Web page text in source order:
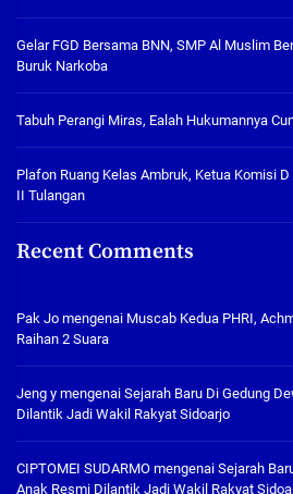
Gelar FGD Bersama BNN, SMP Al Muslim
Buruk Narkoba
Tabuh Perangi Miras, Ealah Hukumannya
Plafon Ruang Kelas Ambruk, Ketua Komisi
II Tulangan
Recent Comments
Pak Jo mengenai Muscab Kedua PHRI,
Raihan 2 Suara
Jeng y mengenai Sejarah Baru Di Gedung
Dilantik Jadi Wakil Rakyat Sidoarjo
CIPTOMEI SUDARMO mengenai Sejarah
Anak Resmi Dilantik Jadi Wakil Rakyat